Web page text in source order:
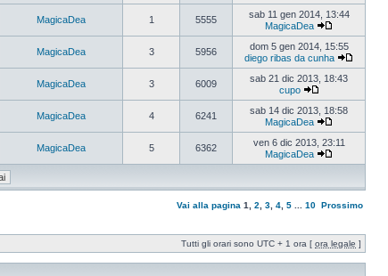
MagicaDea 1 5555
sab 11 gen 2014, 13:44
MagicaDea
MagicaDea 3 5956
dom 5 gen 2014, 15:55
diego ribas da cunha
MagicaDea 3 6009
sab 21 dic 2013, 18:43
cupo
MagicaDea 4 6241
sab 14 dic 2013, 18:58
MagicaDea
MagicaDea 5 6362
ven 6 dic 2013, 23:11
MagicaDea
Vai alla pagina 1 2 3 4 5 10 Prossimo
Tutti gli orari sono UTC + 1 ora [ ora legale ]